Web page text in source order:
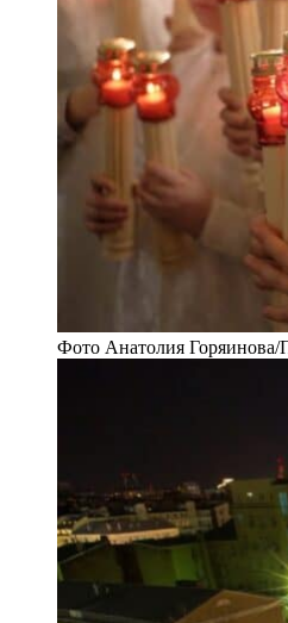
Фото Анатолия Горяинова/